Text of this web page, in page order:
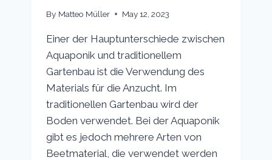
By Matteo Müller May 12, 2023
Einer der Hauptunterschiede zwischen
Aquaponik und traditionellem
Gartenbau ist die Verwendung des
Materials für die Anzucht. Im
traditionellen Gartenbau wird der
Boden verwendet. Bei der Aquaponik
gibt es jedoch mehrere Arten von
Beetmaterial, die verwendet werden